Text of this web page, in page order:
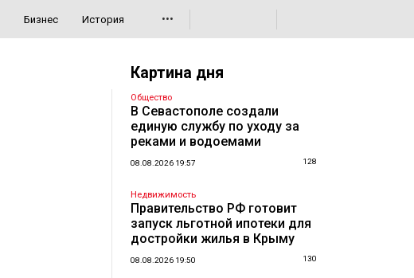
Бизнес История •••
Картина дня
Общество
В Севастополе создали
единую службу по уходу за
реками и водоемами
08.08.2026 19:57 128
Недвижимость
Правительство РФ готовит
запуск льготной ипотеки для
достройки жилья в Крыму
08.08.2026 19:50 130